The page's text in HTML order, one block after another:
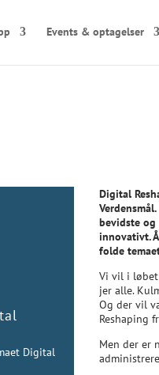
Events & optagelser
Digital
Digital
bevidste
innovativt.
folde
Vi vil i
jer alle.
Og der vil
Reshaping
Men der er